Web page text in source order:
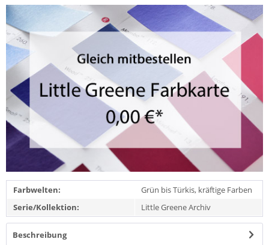
Farbwelten:
Grün bis Türkis, kräftige Farben
Serie/Kollektion:
Little Greene Archiv
Beschreibung